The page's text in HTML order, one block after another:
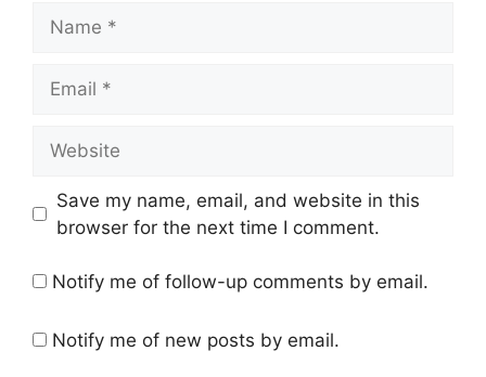
Save my name, email, and website in this
browser for the next time I comment.
Notify me of follow-up comments by email.
Notify me of new posts by email.